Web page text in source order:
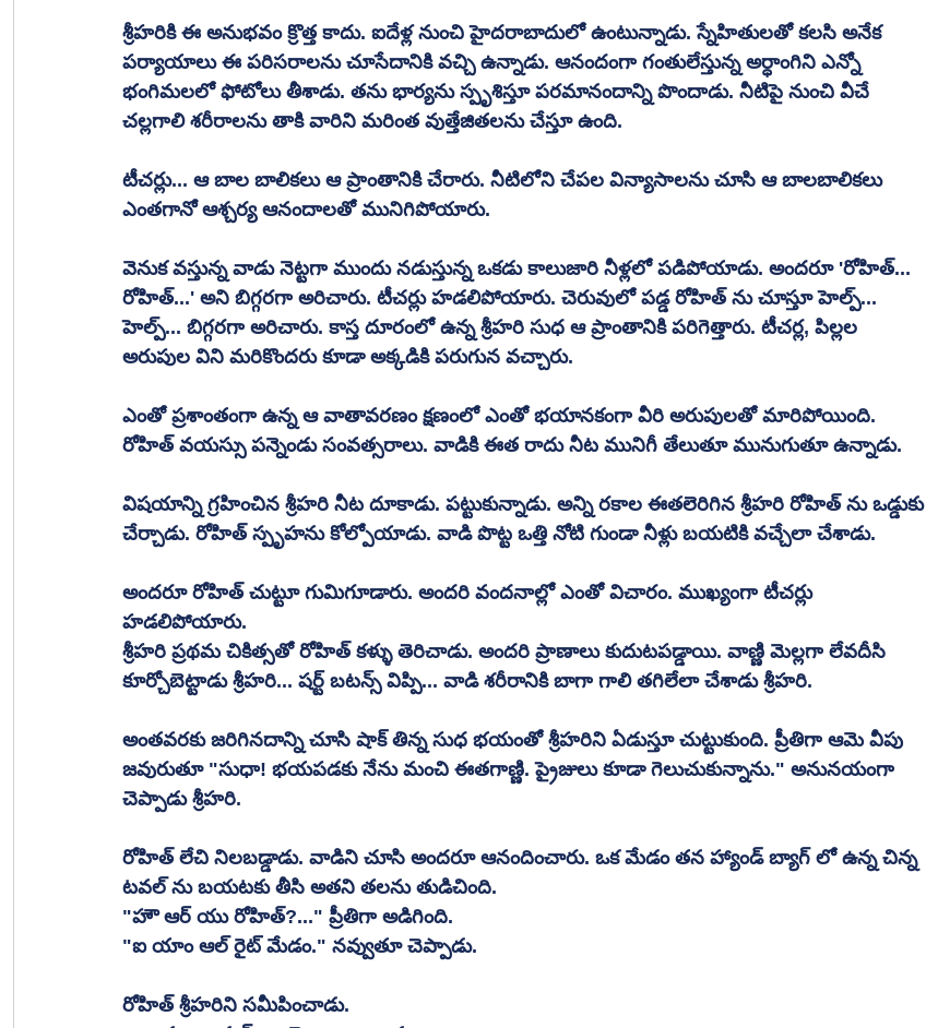
శ్రీహరికి ఈ అనుభవం క్రొత్త కాదు. ఐదేళ్ల నుంచి హైదరాబాదులో ఉంటున్నాడు. స్నేహితులతో కలసి అనేక
పర్యాయాలు ఈ పరిసరాలను చూసేదానికి వచ్చి ఉన్నాడు. ఆనందంగా గంతులేస్తున్న అర్ధాంగిని ఎన్నో
భంగిమలలో ఫోటోలు తీశాడు. తను భార్యను స్పృశిస్తూ పరమానందాన్ని పొందాడు. నీటిపై నుంచి వీచే
చల్లగాలి శరీరాలను తాకి వారిని మరింత వుత్తేజితలను చేస్తూ ఉంది.
టీచర్లు... ఆ బాల బాలికలు ఆ ప్రాంతానికి చేరారు. నీటిలోని చేపల విన్యాసాలను చూసి ఆ బాలబాలికలు
ఎంతగానో ఆశ్చర్య ఆనందాలతో మునిగిపోయారు.
వెనుక వస్తున్న వాడు నెట్టగా ముందు నడుస్తున్న ఒకడు కాలుజారి నీళ్లలో పడిపోయాడు. అందరూ 'రోహిత్...
రోహిత్...' అని బిగ్గరగా అరిచారు. టీచర్లు హడలిపోయారు. చెరువులో పడ్డ రోహిత్ ను చూస్తూ హెల్ప్...
హెల్ప్... బిగ్గరగా అరిచారు. కాస్త దూరంలో ఉన్న శ్రీహరి సుధ ఆ ప్రాంతానికి పరిగెత్తారు. టీచర్ల, పిల్లల
అరుపుల విని మరికొందరు కూడా అక్కడికి పరుగున వచ్చారు.
ఎంతో ప్రశాంతంగా ఉన్న ఆ వాతావరణం క్షణంలో ఎంతో భయానకంగా వీరి అరుపులతో మారిపోయింది.
రోహిత్ వయస్సు పన్నెండు సంవత్సరాలు. వాడికి ఈత రాదు నీట మునిగీ తేలుతూ మునుగుతూ ఉన్నాడు.
విషయాన్ని గ్రహించిన శ్రీహరి నీట దూకాడు. పట్టుకున్నాడు. అన్ని రకాల ఈతలెరిగిన శ్రీహరి రోహిత్ ను ఒడ్డుకు
చేర్చాడు. రోహిత్ స్పృహను కోల్పోయాడు. వాడి పొట్ట ఒత్తి నోటి గుండా నీళ్లు బయటికి వచ్చేలా చేశాడు.
అందరూ రోహిత్ చుట్టూ గుమిగూడారు. అందరి వందనాల్లో ఎంతో విచారం. ముఖ్యంగా టీచర్లు
హడలిపోయారు.
శ్రీహరి ప్రథమ చికిత్సతో రోహిత్ కళ్ళు తెరిచాడు. అందరి ప్రాణాలు కుదుటపడ్డాయి. వాణ్ణి మెల్లగా లేవదీసి
కూర్చోబెట్టాడు శ్రీహరి... షర్ట్ బటన్స్ విప్పి... వాడి శరీరానికి బాగా గాలి తగిలేలా చేశాడు శ్రీహరి.
అంతవరకు జరిగినదాన్ని చూసి షాక్ తిన్న సుధ భయంతో శ్రీహరిని ఏడుస్తూ చుట్టుకుంది. ప్రీతిగా ఆమె వీపు
జవురుతూ "సుధా! భయపడకు నేను మంచి ఈతగాణ్ణి. ప్రైజులు కూడా గెలుచుకున్నాను." అనునయంగా
చెప్పాడు శ్రీహరి.
రోహిత్ లేచి నిలబడ్డాడు. వాడిని చూసి అందరూ ఆనందించారు. ఒక మేడం తన హ్యాండ్ బ్యాగ్ లో ఉన్న చిన్న
టవల్ ను బయటకు తీసి అతని తలను తుడిచింది.
"హౌ ఆర్ యు రోహిత్?..." ప్రీతిగా అడిగింది.
"ఐ యాం ఆల్ రైట్ మేడం." నవ్వుతూ చెప్పాడు.
రోహిత్ శ్రీహరిని సమీపించాడు.